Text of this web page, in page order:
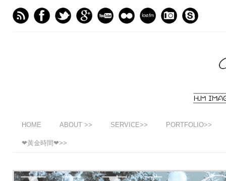
HOME ABOUT >> SERVICE>> PORTFOLIO>>
❤黃金時間❤>>